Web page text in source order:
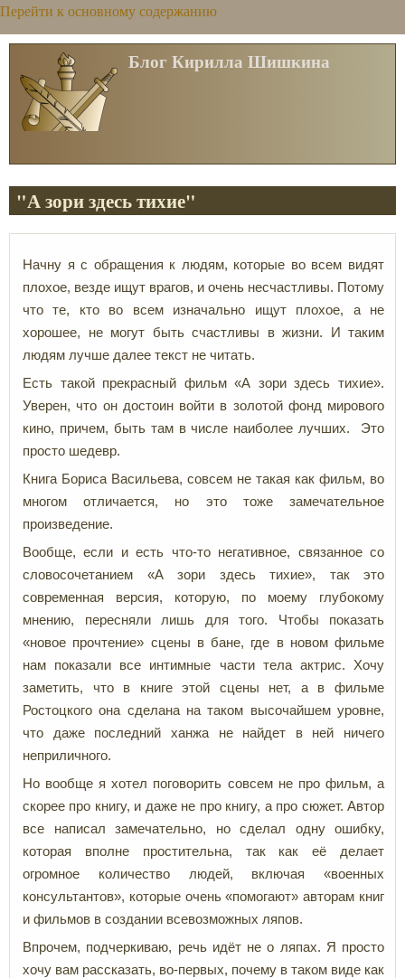
Перейти к основному содержанию
Блог Кирилла Шишкина
"А зори здесь тихие"
Начну я с обращения к людям, которые во всем видят
плохое, везде ищут врагов, и очень несчастливы. Потому
что те, кто во всем изначально ищут плохое, а не
хорошее, не могут быть счастливы в жизни. И таким
людям лучше далее текст не читать.
Есть такой прекрасный фильм «А зори здесь тихие».
Уверен, что он достоин войти в золотой фонд мирового
кино, причем, быть там в числе наиболее лучших. Это
просто шедевр.
Книга Бориса Васильева, совсем не такая как фильм, во
многом отличается, но это тоже замечательное
произведение.
Вообще, если и есть что-то негативное, связанное со
словосочетанием «А зори здесь тихие», так это
современная версия, которую, по моему глубокому
мнению, пересняли лишь для того. Чтобы показать
«новое прочтение» сцены в бане, где в новом фильме
нам показали все интимные части тела актрис. Хочу
заметить, что в книге этой сцены нет, а в фильме
Ростоцкого она сделана на таком высочайшем уровне,
что даже последний ханжа не найдет в ней ничего
неприличного.
Но вообще я хотел поговорить совсем не про фильм, а
скорее про книгу, и даже не про книгу, а про сюжет. Автор
все написал замечательно, но сделал одну ошибку,
которая вполне простительна, так как её делает
огромное количество людей, включая «военных
консультантов», которые очень «помогают» авторам книг
и фильмов в создании всевозможных ляпов.
Впрочем, подчеркиваю, речь идёт не о ляпах. Я просто
хочу вам рассказать, во-первых, почему в таком виде как